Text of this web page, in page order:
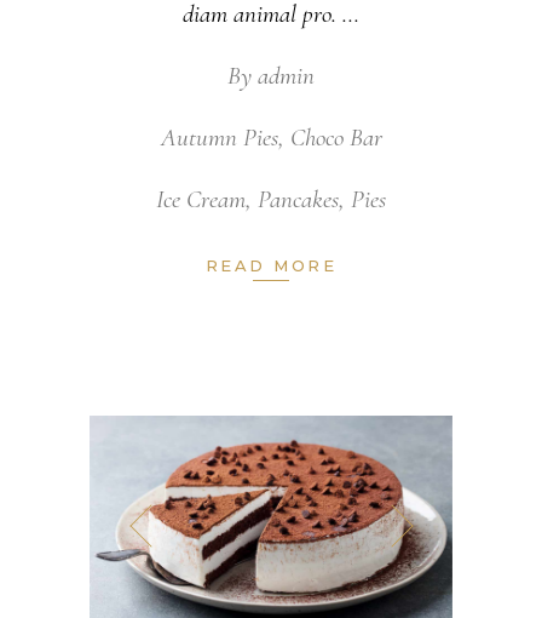
diam animal pro.
By admin
Autumn Pies, Choco Bar
Ice Cream, Pancakes, Pies
READ MORE